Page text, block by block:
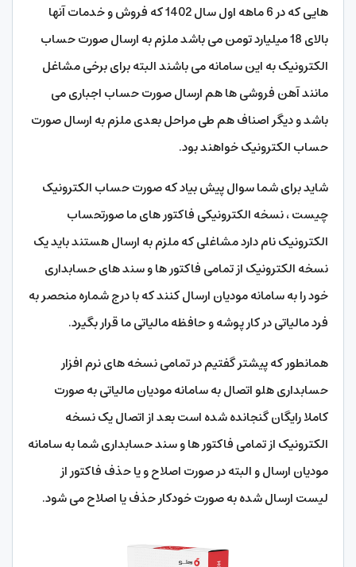
هایی که در 6 ماهه اول سال 1402 که فروش و خدمات آنها
بالای 18 میلیارد تومن می باشد ملزم به ارسال صورت حساب
الکترونیک به این سامانه می باشند البته برای برخی مشاغل
مانند آهن فروشی ها هم ارسال صورت حساب اجباری می
باشد و دیگر اصناف هم طی مراحل بعدی ملزم به ارسال صورت
حساب الکترونیک خواهند بود.
شاید برای شما سوال پیش بیاد که صورت حساب الکترونیک
چیست ، نسخه الکترونیکی فاکتور های ما صورتحساب
الکترونیک نام دارد مشاغلی که ملزم به ارسال هستند باید یک
نسخه الکترونیک از تمامی فاکتور ها و سند های حسابداری
خود را به سامانه مودیان ارسال کنند که با درج شماره منحصر به
فرد مالیاتی در کار پوشه و حافظه مالیاتی ما قرار بگیرد.
همانطور که پیشتر گفتیم در تمامی نسخه های نرم افزار
حسابداری هلو اتصال به سامانه مودیان مالیاتی به صورت
کاملا رایگان گنجانده شده است بعد از اتصال یک نسخه
الکترونیک از تمامی فاکتور ها و سند حسابداری شما به سامانه
مودیان ارسال و البته در صورت اصلاح و یا حذف فاکتور از
لیست ارسال شده به صورت خودکار حذف یا اصلاح می شود.